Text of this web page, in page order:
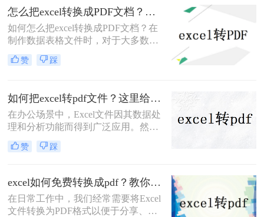
起来都与原样一致。本文将详细介绍
excel怎么转换成pdf，无论您是在
Windows还是Mac OS上操作，都能找
到适用的方法。
怎么把excel转换成PDF文档？这4种方法任你选择！
如何怎么把excel转换成PDF文档？在
制作数据表格文件时，对于大多数人
会选择使用Excel文档。然而，由于
Excel格式的低兼容性，在将Excel表
们可以在传输文件之前将Excel表格转
换为PDF文档。我们如何将excel转
PDF？让我们学习以下Excel转换PDF
的方法！
赞 踩
如何把excel转pdf文件？这里给你分享这三种操作方法！
在办公场景中，Excel文件因其数据处
理和分析功能而得到广泛应用。然
而，当需要将Excel文件分享给他人或
打印时，将其转换为PDF格式变得尤
呢？本文将为您详细介绍Excel转PDF
的方法，帮助您轻松实现数据的安全
分享与打印，提升工作效率。
赞 踩
excel如何免费转换成pdf？教你二种简单转换方法！
在日常工作中，我们经常需要将Excel
文件转换为PDF格式以便于分享、打